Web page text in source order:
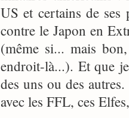
US et certains de ses
contre le Japon en
(même si... mais
endroit-là...). Et que
des uns ou des
avec les FFL, ces